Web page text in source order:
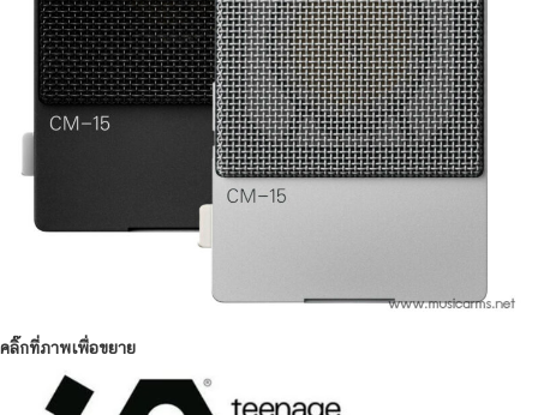
คลิ๊กที่ภาพเพื่อขยาย